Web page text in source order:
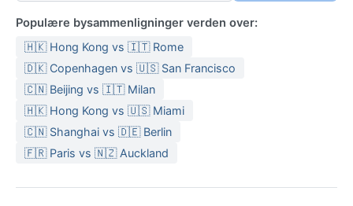
Populære bysammenligninger verden over:
🇭🇰 Hong Kong vs 🇮🇹 Rome
🇩🇰 Copenhagen vs 🇺🇸 San Francisco
🇨🇳 Beijing vs 🇮🇹 Milan
🇭🇰 Hong Kong vs 🇺🇸 Miami
🇨🇳 Shanghai vs 🇩🇪 Berlin
🇫🇷 Paris vs 🇳🇿 Auckland